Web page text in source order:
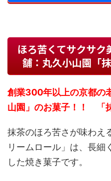
ほろ苦くてサクサ
舗：丸久小山園「
創業300年以上の京都の
山園」のお菓子！！ 「
抹茶のほろ苦さが味わえ
リームロール」は、長細
した焼き菓子です。